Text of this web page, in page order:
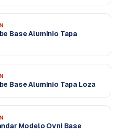
Base Aluminio Tapa
Base Aluminio Tapa Loza
Modelo Ovni Base